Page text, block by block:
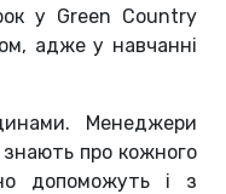
у Green Country
адже у навчанні
Менеджери
знають про кожного
допоможуть і з